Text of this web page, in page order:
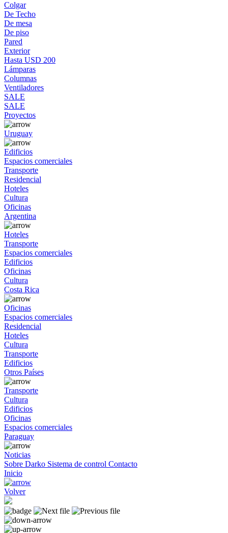
Colgar
De Techo
De mesa
De piso
Pared
Exterior
Hasta USD 200
Lámparas
Columnas
Ventiladores
SALE
SALE
Proyectos
Uruguay
Edificios
Espacios comerciales
Transporte
Residencial
Hoteles
Cultura
Oficinas
Argentina
Hoteles
Transporte
Espacios comerciales
Edificios
Oficinas
Cultura
Costa Rica
Oficinas
Espacios comerciales
Residencial
Hoteles
Cultura
Transporte
Edificios
Otros Países
Transporte
Cultura
Edificios
Oficinas
Espacios comerciales
Paraguay
Noticias
Sobre Darko Sistema de control Contacto
Inicio
Volver